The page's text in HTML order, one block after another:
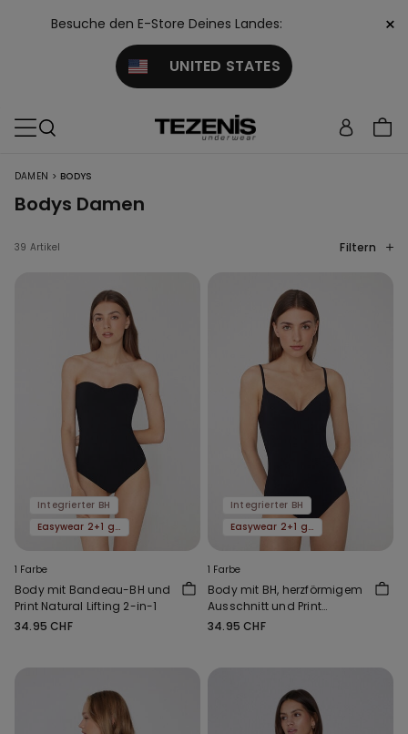
Besuche den E-Store Deines Landes:
UNITED STATES
×
DAMEN > BODYS
Bodys Damen
39 Artikel Filtern
Integrierter BH
Easywear 2+1 gratis
1 Farbe
Body mit Bandeau-BH und
Print Natural Lifting 2-in-1
34.95 CHF
Integrierter BH
Easywear 2+1 gratis
1 Farbe
Body mit BH, herzförmigem
Ausschnitt und Print
Natural Lifting 2-in-1
34.95 CHF